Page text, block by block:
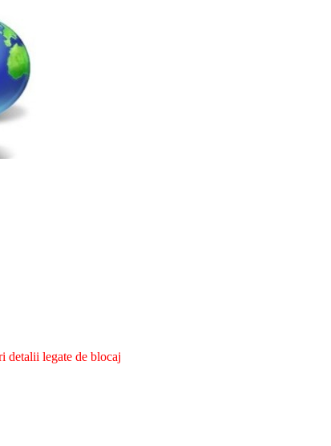
detalii legate de blocaj